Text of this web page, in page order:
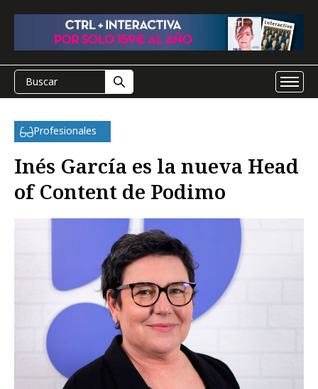
Profesionales
Inés García es la nueva Head
of Content de Podimo